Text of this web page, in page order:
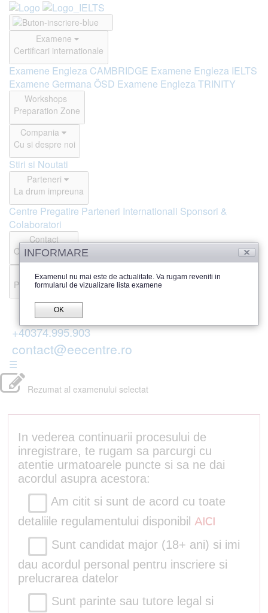
Examene
Certificari internationale
Examene Engleza CAMBRIDGE Examene Engleza IELTS
Examene Germana ÖSD Examene Engleza TRINITY
Workshops
Preparation Zone
Compania
Cu si despre noi
Stiri si Noutati
Parteneri
La drum impreuna
Centre Pregatire Parteneri Internationali Sponsori &
Colaboratori
Contact
Offline si Online
Recenzii
Parerea publicului
+40374.995.903
contact@eecentre.ro
☰
Rezumat al examenului selectat
In vederea continuarii procesului de
inregistrare, te rugam sa parcurgi cu
atentie urmatoarele puncte si sa ne dai
acordul asupra acestora:
Am citit si sunt de acord cu toate
detaliile regulamentului disponibil AICI
Sunt candidat major (18+ ani) si imi
dau acordul personal pentru inscriere si
prelucrarea datelor
Sunt parinte sau tutore legal si
INFORMARE
Examenul nu mai este de actualitate. Va rugam reveniti in
formularul de vizualizare lista examene
OK